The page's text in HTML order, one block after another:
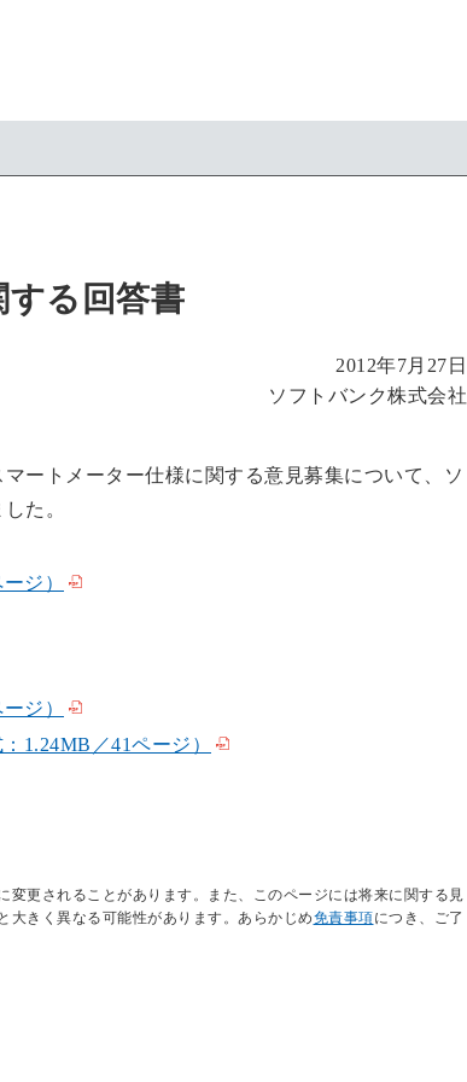
る回答書
2012年7月27日
ソフトバンク株式会社
ートメーター仕様に関する意見募集について、ソ
た。
ジ）
ジ）
1.24MB／41ページ）
更されることがあります。また、このページには将来に関する見
大きく異なる可能性があります。あらかじめ免責事項につき、ご了